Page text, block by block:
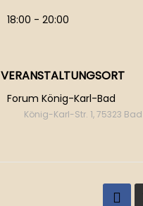
18:00 - 20:00
VERANSTALTUNGSORT
Forum König-Karl-Bad
König-Karl-Str. 1, 75323